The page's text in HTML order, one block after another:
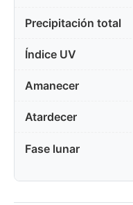
Precipitación total
Índice UV
Amanecer
Atardecer
Fase lunar